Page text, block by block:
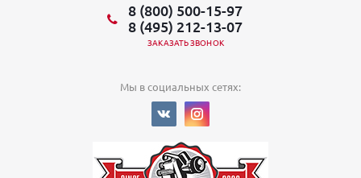
8 (800) 500-15-97
8 (495) 212-13-07
ЗАКАЗАТЬ ЗВОНОК
Мы в социальных сетях: